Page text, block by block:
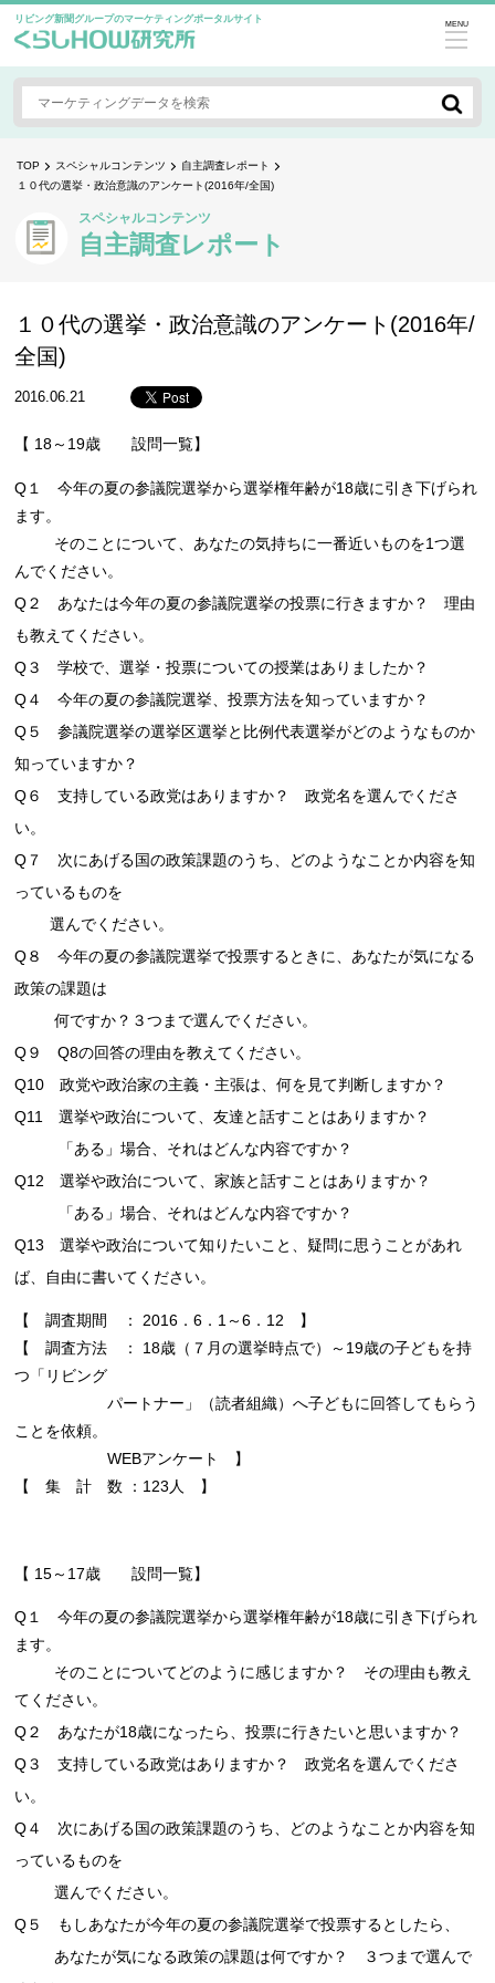
リビング新聞グループのマーケティングポータルサイト MENU
TOP スペシャルコンテンツ
自主調査レポート
１０代の選挙・政治意識のアンケート(2016年/全国)
スペシャルコンテンツ
自主調査レポート
１０代の選挙・政治意識のアンケート(2016年/
全国)
2016.06.21
【 18～19歳 設問一覧】
Q１ 今年の夏の参議院選挙から選挙権年齢が18歳に引き下げられ
ます。
そのことについて、あなたの気持ちに一番近いものを1つ選
んでください。
Q２ あなたは今年の夏の参議院選挙の投票に行きますか？ 理由
も教えてください。
Q３ 学校で、選挙・投票についての授業はありましたか？
Q４ 今年の夏の参議院選挙、投票方法を知っていますか？
Q５ 参議院選挙の選挙区選挙と比例代表選挙がどのようなものか
知っていますか？
Q６ 支持している政党はありますか？ 政党名を選んでくださ
い。
Q７ 次にあげる国の政策課題のうち、どのようなことか内容を知
っているものを
選んでく ださい。
Q８ 今年の夏の参議院選挙で投票するときに、あなたが気になる
政策の課題は
何ですか？３つまで選んでください。
Q９ Q8の回答の理由を教えてください。
Q10 政党や政治家の主義・主張は、何を見て判断しますか？
Q11 選挙や政治について、友達と話すことはありますか？
「ある」場合、それはどんな内容ですか？
Q12 選挙や政治について、家族と話すことはありますか？
「ある」場合、それはどんな内容ですか？
Q13 選挙や政治について知りたいこと、疑問に思うことがあれ
ば、自由に書いてください。
【 調査期間 ： 2016．6．1～6．12 】
【 調査方法 ： 18歳（７月の選挙時点で）～19歳の子どもを持
つ「リビング
パートナー」（読者組織）へ子どもに回答してもらう
ことを依頼。
WEBアンケート 】
【 集 計 数 ：123人 】
【 15～17歳 設問一覧】
Q１ 今年の夏の参議院選挙から選挙権年齢が18歳に引き下げられ
ます。
そのことについてどのように感じますか？ その理由も教え
てください。
Q２ あなたが18歳になったら、投票に行きたいと思いますか？
Q３ 支持している政党はありますか？ 政党名を選んでくださ
い。
Q４ 次にあげる国の政策課題のうち、どのようなことか内容を知
っているものを
選んでください。
Q５ もしあなたが今年の夏の参議院選挙で投票するとしたら、
あなたが気になる政策の課題は何ですか？ ３つまで選んで